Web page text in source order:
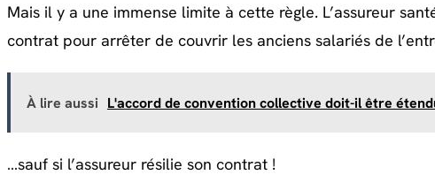
Mais il y a une immense limite à cette règle. L’assureur
contrat pour arrêter de couvrir les anciens salariés de
À lire aussi L'accord de convention collective doit-il être
…sauf si l’assureur résilie son contrat !